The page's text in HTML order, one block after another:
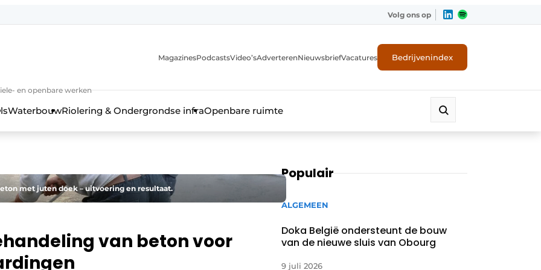
Volg ons op
en openbare werken
MagazinesPodcastsVideo’sAdverterenNieuwsbriefVacatures Bedrijvenindex
WaterbouwRiolering & Ondergrondse infraOpenbare ruimte
met juten doek – uitvoering en resultaat.
van beton voor
Populair
ALGEMEEN
Doka België ondersteunt de bouw
van de nieuwe sluis van Obourg
9 juli 2026